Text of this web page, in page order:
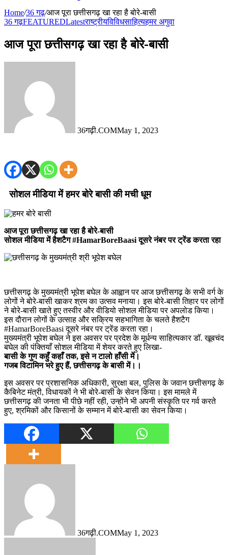
Home/36 गढ़/आज पूरा छत्तीसगढ़ खा रहा है बोरे-बासी
36 गढ़FEATUREDLatestराष्ट्रीयविविधसाहित्यहमर अगुवा
आज पूरा छत्तीसगढ़ खा रहा है बोरे-बासी
36गढ़ी.COMMay 1, 2023
सोशल मीडिया में हमर बोरे बासी की मची धूम
आज पूरा छत्तीसगढ़ खा रहा है बोरे-बासी
सोशल मीडिया में हैशटैग #HamarBoreBaasi दूसरे नंबर पर ट्रेंड करता रहा
छत्तीसगढ़ के मुख्यमंत्री भूपेश बघेल के आह्वान पर आज छत्तीसगढ़ के सभी वर्ग के
लोगों ने बोरे-बासी खाकर श्रम का उत्सव मनाया। इस बोरे-बासी तिहार पर लोगों
ने बोरे-बासी खाते हुए तस्वीर और वीडियो सोशल मीडिया पर अपलोड किया।
इस दौरान लोगों के उत्साह और सक्रिय सहभागिता के चलते हैशटैग
#HamarBoreBaasi दूसरे नंबर पर ट्रेंड करता रहा।
मुख्यमंत्री भूपेश बघेल ने इस अवसर पर प्रदेश के मूर्धन्य साहित्यकार डॉ. खूबचंद
बघेल की पंक्तियाँ सोशल मीडिया में शेयर करते हुए लिखा-
बासी के गुण कहुँ कहाँ तक, इसे न टालो हाँसी में।
गजब विटामिन भरे हुए हैं, छत्तीसगढ़ के बासी में।।
इस अवसर पर प्रशासनिक अधिकारी, सुरक्षा बल, पुलिस के जवान छत्तीसगढ़ के
कैबिनेट मंत्री, विधायकों ने भी बोरे-बासी के सेवन किया। इस मामले में
छत्तीसगढ़ की जनता भी पीछे नहीं रही, उन्होंने भी अपनी संस्कृति पर गर्व करते
हुए, श्रमिकों और किसानों के सम्मान में बोरे-बासी का सेवन किया।
36गढ़ी.COMMay 1, 2023